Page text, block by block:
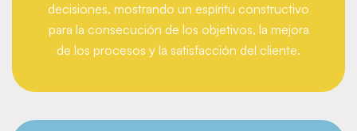
decisiones, mostrando un espíritu constructivo
para la consecución de los objetivos, la mejora
de los procesos y la satisfacción del cliente.